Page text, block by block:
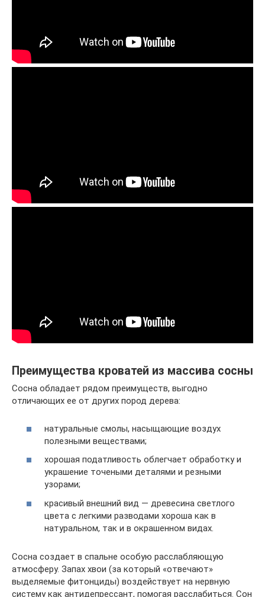
Преимущества кроватей из массива сосны
Сосна обладает рядом преимуществ, выгодно
отличающих ее от других пород дерева:
натуральные смолы, насыщающие воздух
полезными веществами;
хорошая податливость облегчает обработку и
украшение точеными деталями и резными
узорами;
красивый внешний вид — древесина светлого
цвета с легкими разводами хороша как в
натуральном, так и в окрашенном видах.
Сосна создает в спальне особую расслабляющую
атмосферу. Запах хвои (за который «отвечают»
выделяемые фитонциды) воздействует на нервную
систему как антидепрессант, помогая расслабиться. Сон